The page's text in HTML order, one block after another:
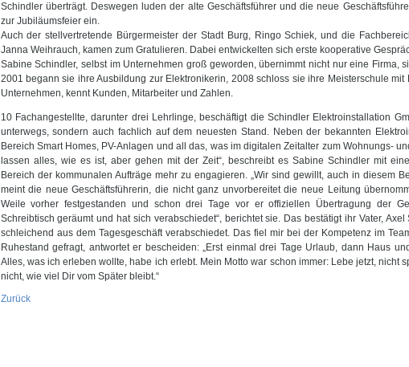
Schindler überträgt. Deswegen luden der alte Geschäftsführer und die neue
zur Jubiläumsfeier ein.
Auch der stellvertretende Bürgermeister der Stadt Burg, Ringo Schiek, und die
Janna Weihrauch, kamen zum Gratulieren. Dabei entwickelten sich erste kooperative
Sabine Schindler, selbst im Unternehmen groß geworden, übernimmt nicht nur eine Firma,
2001 begann sie ihre Ausbildung zur Elektronikerin, 2008 schloss sie ihre Meisterschule
Unternehmen, kennt Kunden, Mitarbeiter und Zahlen.
10 Fachangestellte, darunter drei Lehrlinge, beschäftigt die Schindler Elektroinstallation
unterwegs, sondern auch fachlich auf dem neuesten Stand. Neben der bekannten
Bereich Smart Homes, PV-Anlagen und all das, was im digitalen Zeitalter zum Wohnungs-
lassen alles, wie es ist, aber gehen mit der Zeit“, beschreibt es Sabine Schindler mit
Bereich der kommunalen Aufträge mehr zu engagieren. „Wir sind gewillt, auch in diesem
meint die neue Geschäftsführerin, die nicht ganz unvorbereitet die neue Leitung
Weile vorher festgestanden und schon drei Tage vor er offiziellen Übertragung der
Schreibtisch geräumt und hat sich verabschiedet“, berichtet sie. Das bestätigt ihr Vater,
schleichend aus dem Tagesgeschäft verabschiedet. Das fiel mir bei der Kompetenz im
Ruhestand gefragt, antwortet er bescheiden: „Erst einmal drei Tage Urlaub, dann Haus
Alles, was ich erleben wollte, habe ich erlebt. Mein Motto war schon immer: Lebe jetzt, nicht
nicht, wie viel Dir vom Später bleibt.“
Zurück